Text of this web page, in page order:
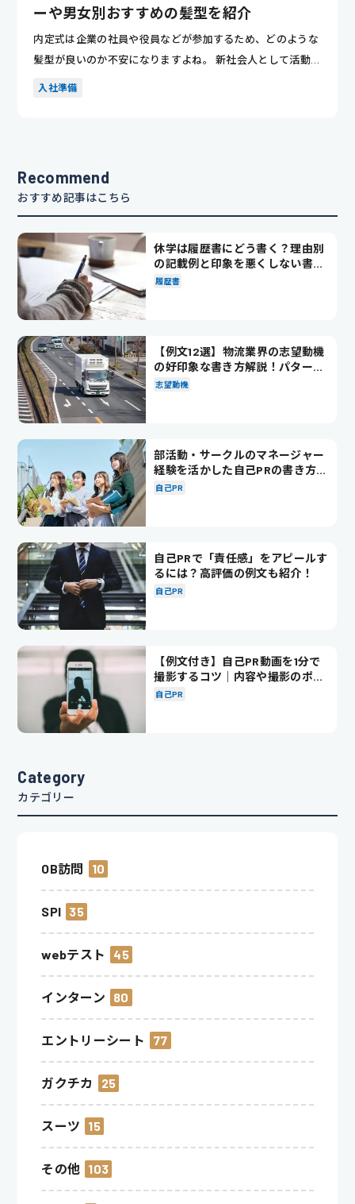
ーや男女別おすすめの髪型を紹介
内定式は企業の社員や役員などが参加するため、どのような
髪型が良いのか不安になりますよね。 新社会人として活動し
ていくにあ...
入社準備
Recommend
おすすめ記事はこちら
休学は履歴書にどう書く？理由別
の記載例と印象を悪くしない書き
方を解説
履歴書
【例文12選】物流業界の志望動機
の好印象な書き方解説！パターン
別の例文も紹介
志望動機
部活動・サークルのマネージャー
経験を活かした自己PRの書き方を
徹底解説！
自己PR
自己PRで「責任感」をアピールす
るには？高評価の例文も紹介！
自己PR
【例文付き】自己PR動画を1分で
撮影するコツ｜内容や撮影のポイ
ントも解説
自己PR
Category
カテゴリー
OB訪問 10
SPI 35
webテスト 45
インターン 80
エントリーシート 77
ガクチカ 25
スーツ 15
その他 103